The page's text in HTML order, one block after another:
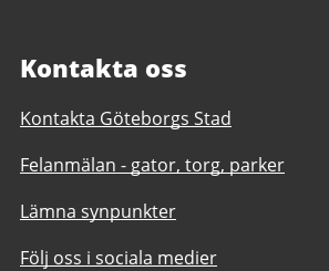
Kontakta oss
Kontakta Göteborgs Stad
Felanmälan - gator, torg, parker
Lämna synpunkter
Följ oss i sociala medier